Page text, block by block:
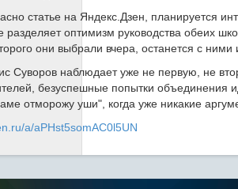
статье на Яндекс.Дзен, планируется
оптимизм руководства обеих
они выбрали вчера, останется с
Суворов наблюдает уже не первую, не
безуспешные попытки объединения
отморожу уши", когда уже никакие
a/aPHst5somAC0l5UN